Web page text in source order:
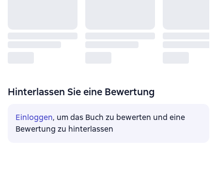
Hinterlassen Sie eine Bewertung
Einloggen, um das Buch zu bewerten und eine
Bewertung zu hinterlassen